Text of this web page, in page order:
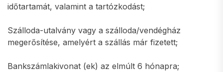
időtartamát, valamint a tartózkodást;
Szálloda-utalvány vagy a szálloda/vendégház
megerősítése, amelyért a szállás már fizetett;
Bankszámlakivonat (ek) az elmúlt 6 hónapra;